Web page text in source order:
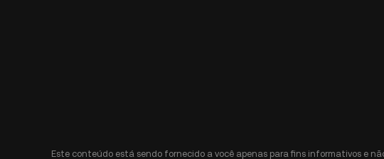
Este conteúdo está sendo fornecido a você apenas para fins informativos e